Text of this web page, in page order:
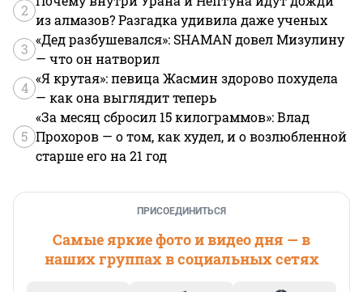
2
из алмазов? Разгадка удивила даже ученых
3
«Дед разбушевался»: SHAMAN довел Мизулину
— что он натворил
4
«Я крутая»: певица Жасмин здорово похудела
— как она выглядит теперь
5
«За месяц сбросил 15 килограммов»: Влад
Прохоров — о том, как худел, и о возлюбленной
старше его на 21 год
ПРИСОЕДИНИТЬСЯ
Самые яркие фото и видео дня — в
наших группах в социальных сетях